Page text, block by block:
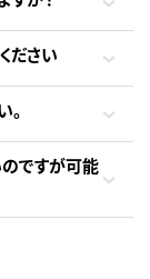
ださい
。
ですが可能